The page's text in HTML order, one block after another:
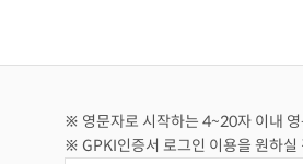
※ 영문자로 시작하는 4~20자 이내
※ GPKI인증서 로그인 이용을 원하실